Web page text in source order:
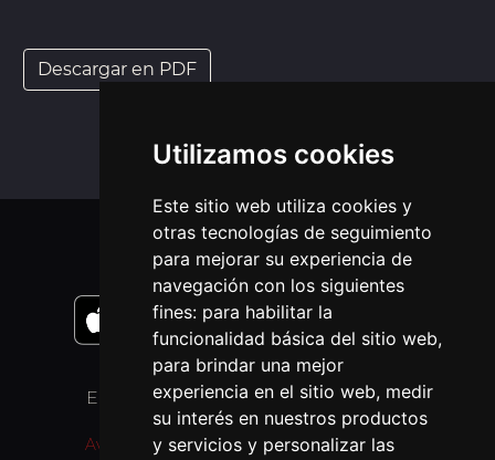
Utilizamos cookies
Este sitio web utiliza cookies y
otras tecnologías de seguimiento
para mejorar su experiencia de
navegación con los siguientes
fines: para habilitar la
funcionalidad básica del sitio web,
para brindar una mejor
experiencia en el sitio web, medir
su interés en nuestros productos
y servicios y personalizar las
Descargar en PDF
APLICACIONES MÓVIL
ENLACES
Aviso Legal
OTROS IDIOMAS
Pray as you go (inglés)